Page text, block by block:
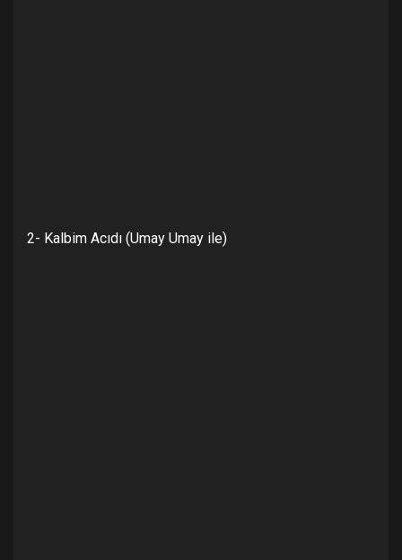
2- Kalbim Acıdı (Umay Umay ile)